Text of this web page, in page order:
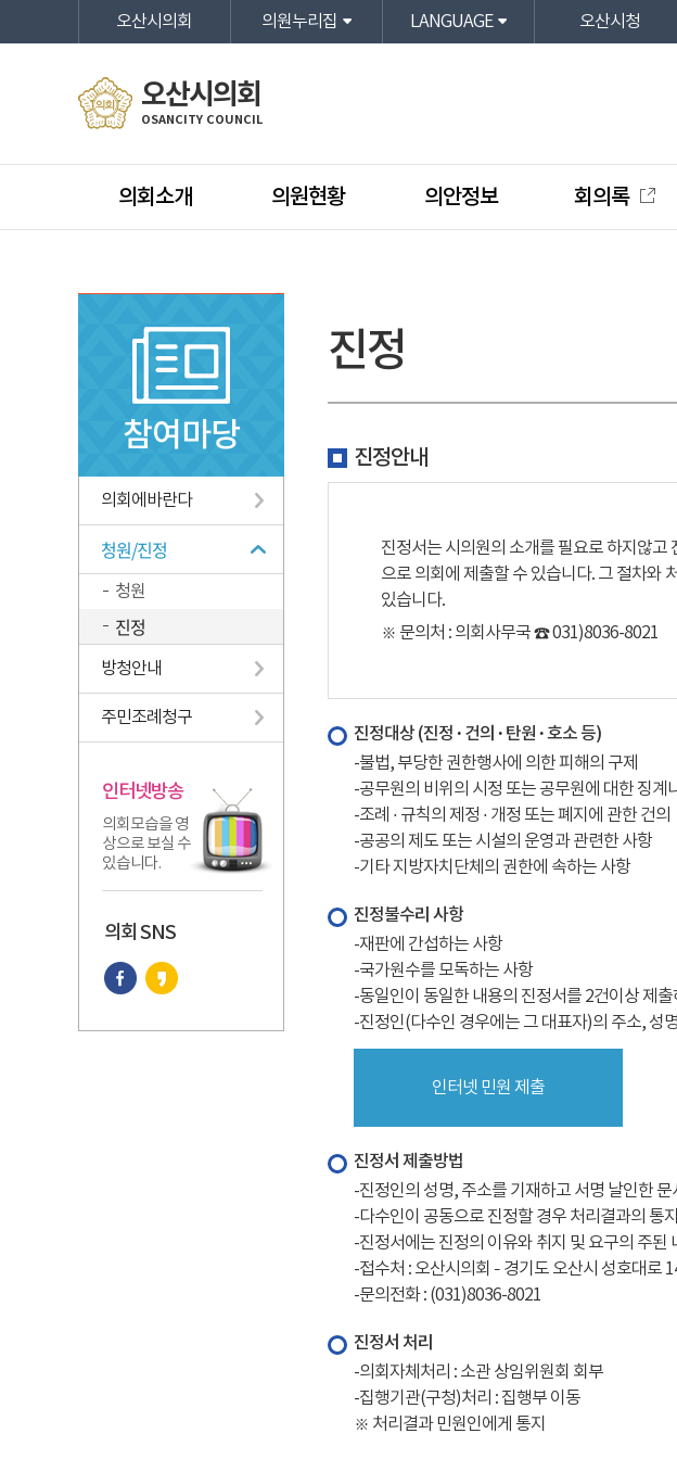
오산시의회 의원누리집 LANGUAGE 오산시청
오산시의회
OSANCITY COUNCIL
의회소개 의원현황 의안정보 회의록
참여마당
의회에바란다
청원/진정
청원
진정
방청안내
주민조례청구
인터넷방송
의회모습을 영
상으로 보실 수
있습니다.
의회 SNS
진정
진정안내
진정서는 시의원의 소개를 필요로 하지않고
으로 의회에 제출할 수 있습니다. 그 절차와
있습니다.
※ 문의처 : 의회사무국 ☎ 031)8036-8021
진정대상 (진정 · 건의 · 탄원 · 호소 등)
-불법, 부당한 권한행사에 의한 피해의 구제
-공무원의 비위의 시정 또는 공무원에 대한 징계
-조례 · 규칙의 제정 · 개정 또는 폐지에 관한 건의
-공공의 제도 또는 시설의 운영과 관련한 사항
-기타 지방자치단체의 권한에 속하는 사항
진정불수리 사항
-재판에 간섭하는 사항
-국가원수를 모독하는 사항
-동일인이 동일한 내용의 진정서를 2건이상 제
-진정인(다수인 경우에는 그 대표자)의 주소, 성
인터넷 민원 제출
진정서 제출방법
-진정인의 성명, 주소를 기재하고 서명 날인한 문
-다수인이 공동으로 진정할 경우 처리결과의 통
-진정서에는 진정의 이유와 취지 및 요구의 주된
-접수처 : 오산시의회 – 경기도 오산시 성호대로
-문의전화 : (031)8036-8021
진정서 처리
-의회자체처리 : 소관 상임위원회 회부
-집행기관(구청)처리 : 집행부 이동
※ 처리결과 민원인에게 통지